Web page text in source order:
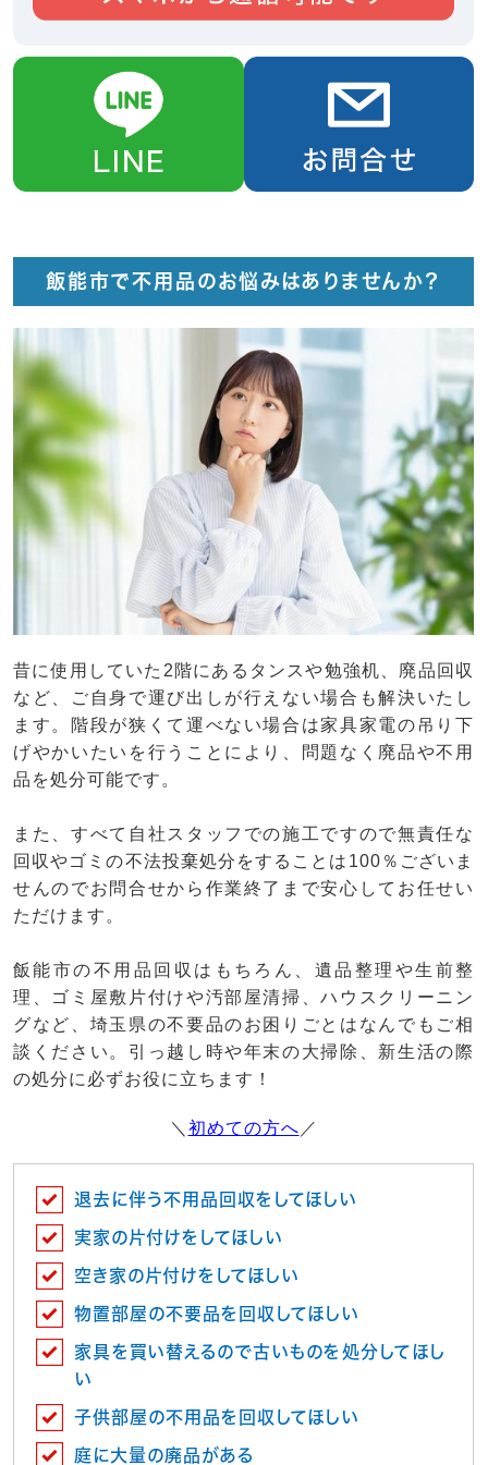
飯能市で不用品のお悩みはありませんか？
昔に使用していた2階にあるタンスや勉強机、廃品回収
など、ご自身で運び出しが行えない場合も解決いたし
ます。階段が狭くて運べない場合は家具家電の吊り下
げやかいたいを行うことにより、問題なく廃品や不用
品を処分可能です。
また、すべて自社スタッフでの施工ですので無責任な
回収やゴミの不法投棄処分をすることは100％ございま
せんのでお問合せから作業終了まで安心してお任せい
ただけます。
飯能市の不用品回収はもちろん、遺品整理や生前整
理、ゴミ屋敷片付けや汚部屋清掃、ハウスクリーニン
グなど、埼玉県の不要品のお困りごとはなんでもご相
談ください。引っ越し時や年末の大掃除、新生活の際
の処分に必ずお役に立ちます！
＼ 初めての方へ ／
退去に伴う不用品回収をしてほしい
実家の片付けをしてほしい
空き家の片付けをしてほしい
物置部屋の不要品を回収してほしい
家具を買い替えるので古いものを処分してほし
い
子供部屋の不用品を回収してほしい
庭に大量の廃品がある